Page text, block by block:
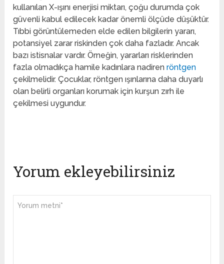
kullanılan X-ışını enerjisi miktarı, çoğu durumda çok
güvenli kabul edilecek kadar önemli ölçüde düşüktür.
Tıbbi görüntülemeden elde edilen bilgilerin yararı,
potansiyel zarar riskinden çok daha fazladır. Ancak
bazı istisnalar vardır. Örneğin, yararları risklerinden
fazla olmadıkça hamile kadınlara nadirenröntgen
çekilmelidir. Çocuklar, röntgen ışınlarına daha duyarlı
olan belirli organları korumak için kurşun zırh ile
çekilmesi uygundur.
Yorum ekleyebilirsiniz